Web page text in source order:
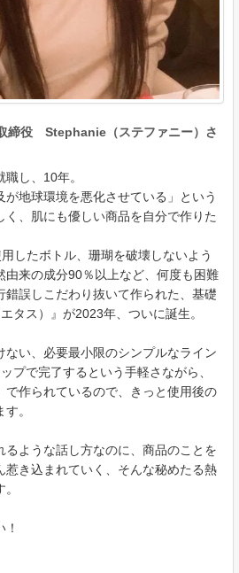
役 Stephanie（ステファニー）さ
し、10年。
地球環境を悪化させている」という
、肌にも優しい商品を自分で作りた
したボトル、珊瑚を破壊しないよう
由来の成分90％以上など、何度も困難
錯誤しこだわり抜いて作られた、基礎
タス）』が2023年、ついに誕生。
ない、必要最小限のシンプルなライン
プで完了するという手軽さながら、
で作られているので、きっと使用後の
。
るような話し方なのに、商品のことを
惹き込まれていく、そんな秘めたる熱